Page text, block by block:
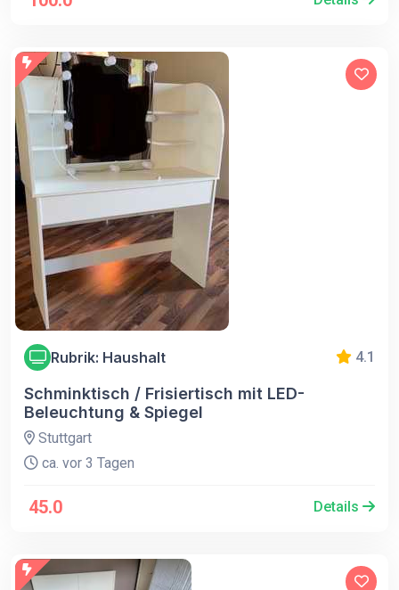
Rubrik: Haushalt 4.1
Schminktisch / Frisiertisch mit LED-
Beleuchtung & Spiegel
Stuttgart
ca. vor 3 Tagen
45.0 Details